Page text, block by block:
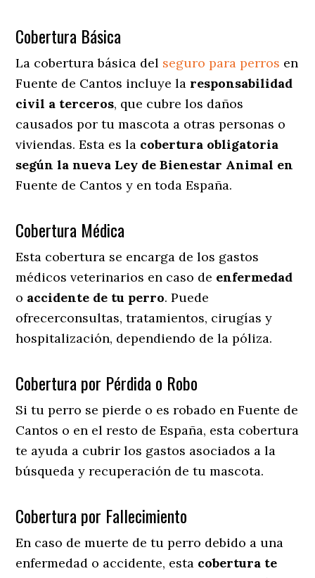
Cobertura Básica
La cobertura básica del seguro para perros en
Fuente de Cantos incluye la responsabilidad
civil a terceros, que cubre los daños
causados por tu mascota a otras personas o
viviendas. Esta es la cobertura obligatoria
según la nueva Ley de Bienestar Animal en
Fuente de Cantos y en toda España.
Cobertura Médica
Esta cobertura se encarga de los gastos
médicos veterinarios en caso de enfermedad
o accidente de tu perro. Puede
ofrecerconsultas, tratamientos, cirugías y
hospitalización, dependiendo de la póliza.
Cobertura por Pérdida o Robo
Si tu perro se pierde o es robado en Fuente de
Cantos o en el resto de España, esta cobertura
te ayuda a cubrir los gastos asociados a la
búsqueda y recuperación de tu mascota.
Cobertura por Fallecimiento
En caso de muerte de tu perro debido a una
enfermedad o accidente, esta cobertura te